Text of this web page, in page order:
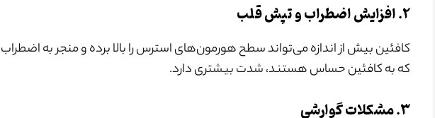
۲. افزایش اضطراب و تپش قلب
کافئین بیش از اندازه می‌تواند سطح هورمون‌های استرس را بالا برده و منجر به
که به کافئین حساس هستند، شدت بیشتری دارد.
۳. مشکلات گوارشی